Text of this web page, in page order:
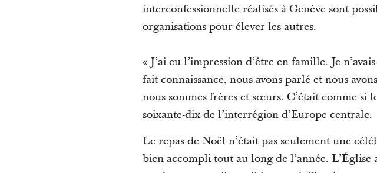
interconfessionnelle réalisés à Genève sont
organisations pour élever les autres.
« J’ai eu l’impression d’être en famille. Je
fait connaissance, nous avons parlé et nous
nous sommes frères et sœurs. C’était comme si
soixante-dix de l’interrégion d’Europe centrale.
Le repas de Noël n’était pas seulement une
bien accompli tout au long de l’année.